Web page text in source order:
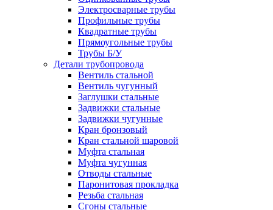
Электросварные трубы
Профильные трубы
Квадратные трубы
Прямоугольные трубы
Трубы Б/У
Детали трубопровода
Вентиль стальной
Вентиль чугунный
Заглушки стальные
Задвижки стальные
Задвижки чугунные
Кран бронзовый
Кран стальной шаровой
Муфта стальная
Муфта чугунная
Отводы стальные
Паронитовая прокладка
Резьба стальная
Сгоны стальные